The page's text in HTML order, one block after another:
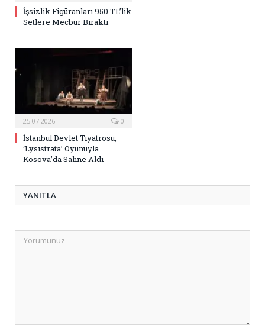
İşsizlik Figüranları 950 TL’lik
Setlere Mecbur Bıraktı
25.07.2026 0
İstanbul Devlet Tiyatrosu,
‘Lysistrata’ Oyunuyla
Kosova’da Sahne Aldı
YANITLA